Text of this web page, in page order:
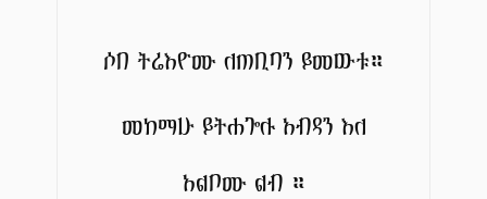
ሶበ ትሬእዮሙ ለጠቢባን ይመውቱ።
መከማሁ ይትሐጐሉ አብዳን እለ
አልቦሙ ልብ ።